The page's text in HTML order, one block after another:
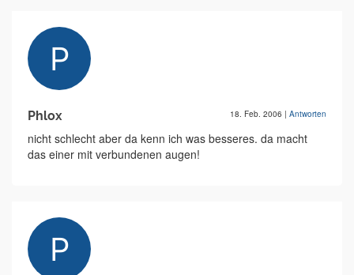
Phlox 18. Feb. 2006 | Antworten
nicht schlecht aber da kenn ich was besseres. da macht
das einer mit verbundenen augen!